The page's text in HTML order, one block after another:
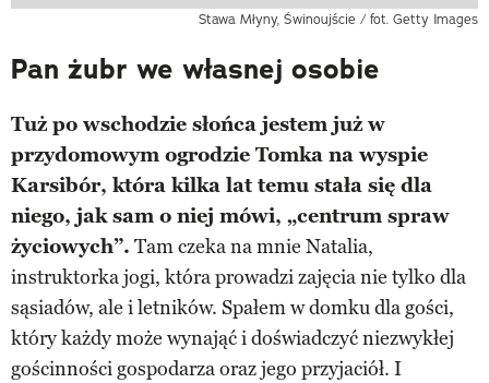
Stawa Młyny, Świnoujście / fot. Getty Images
Pan żubr we własnej osobie
Tuż po wschodzie słońca jestem już w
przydomowym ogrodzie Tomka na wyspie
Karsibór, która kilka lat temu stała się dla
niego, jak sam o niej mówi, „centrum spraw
życiowych”. Tam czeka na mnie Natalia,
instruktorka jogi, która prowadzi zajęcia nie tylko dla
sąsiadów, ale i letników. Spałem w domku dla gości,
który każdy może wynająć i doświadczyć niezwykłej
gościnności gospodarza oraz jego przyjaciół. I